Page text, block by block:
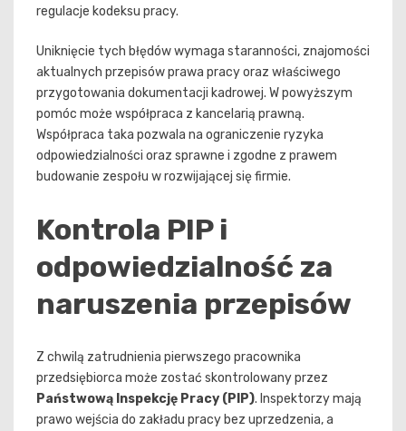
regulacje kodeksu pracy.
Uniknięcie tych błędów wymaga staranności, znajomości
aktualnych przepisów prawa pracy oraz właściwego
przygotowania dokumentacji kadrowej. W powyższym
pomóc może współpraca z kancelarią prawną.
Współpraca taka pozwala na ograniczenie ryzyka
odpowiedzialności oraz sprawne i zgodne z prawem
budowanie zespołu w rozwijającej się firmie.
Kontrola PIP i
odpowiedzialność za
naruszenia przepisów
Z chwilą zatrudnienia pierwszego pracownika
przedsiębiorca może zostać skontrolowany przez
Państwową Inspekcję Pracy (PIP). Inspektorzy mają
prawo wejścia do zakładu pracy bez uprzedzenia, a